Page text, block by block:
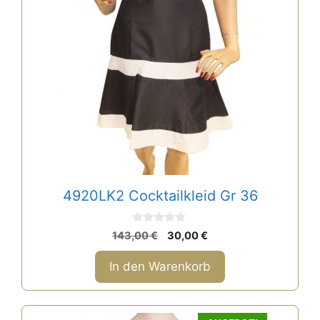
4920LK2 Cocktailkleid Gr 36
0
v
o
n
5
143,00€
Ursprünglicher
Preis
war:
143,00 €
30,00€
Preis
ist:
30,00 €.
In den Warenkorb